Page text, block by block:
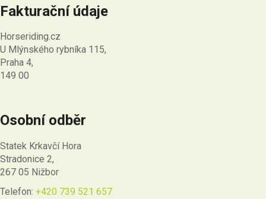
Fakturační údaje
Horseriding.cz
U Mlýnského rybníka 115,
Praha 4,
149 00
Osobní odběr
Statek Krkavčí Hora
Stradonice 2,
267 05 Nižbor
Telefon: +420 739 521 657